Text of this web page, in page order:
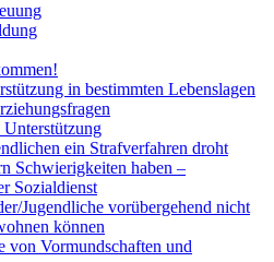
in bestimmten Lebenslagen
ein Strafverfahren droht
Schwierigkeiten haben –
Sozialdienst
Jugendliche vorübergehend nicht
können
von Vormundschaften und